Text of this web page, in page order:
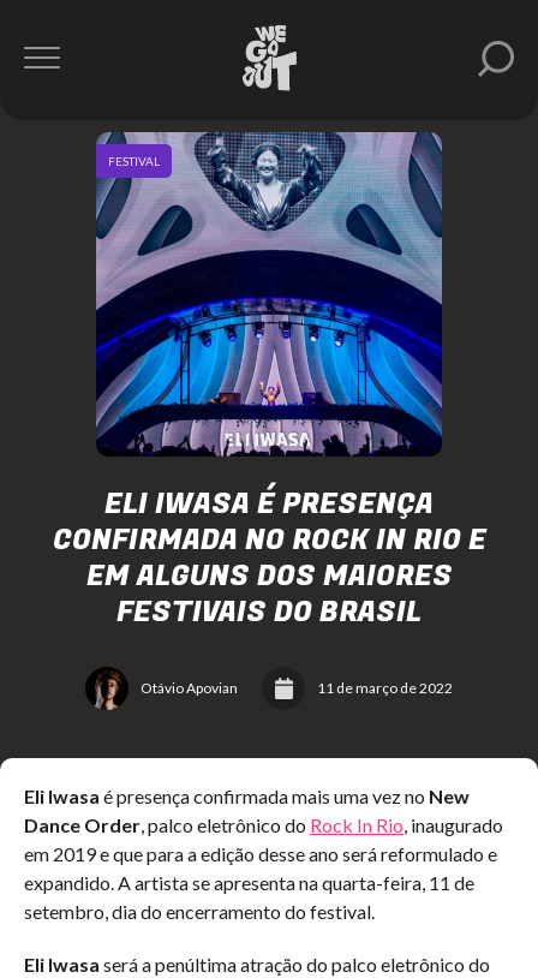
ELI IWASA É PRESENÇA
CONFIRMADA NO ROCK IN RIO E
EM ALGUNS DOS MAIORES
FESTIVAIS DO BRASIL
Otávio Apovian 11 de março de 2022
FESTIVAL
Eli Iwasa é presença confirmada mais uma vez no New
Dance Order, palco eletrônico do Rock In Rio, inaugurado
em 2019 e que para a edição desse ano será reformulado e
expandido. A artista se apresenta na quarta-feira, 11 de
setembro, dia do encerramento do festival.
Eli Iwasa será a penúltima atração do palco eletrônico do